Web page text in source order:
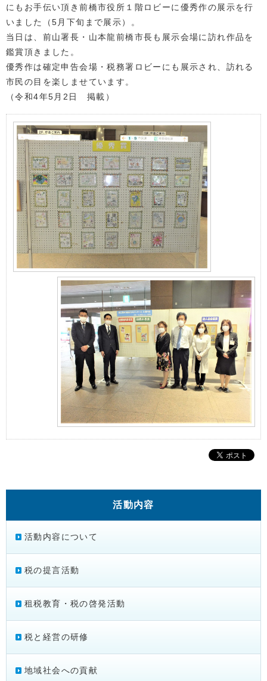
にもお手伝い頂き前橋市役所１階ロビーに優秀作の展示を行
いました（5月下旬まで展示）。
当日は、前山署長・山本龍前橋市長も展示会場に訪れ作品を
鑑賞頂きました。
優秀作は確定申告会場・税務署ロビーにも展示され、訪れる
市民の目を楽しませています。
（令和4年5月2日 掲載）
活動内容
活動内容について
税の提言活動
租税教育・税の啓発活動
税と経営の研修
地域社会への貢献